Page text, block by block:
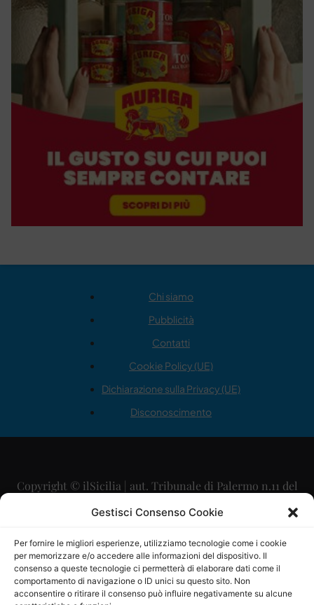
Gestisci Consenso Cookie
Per fornire le migliori esperienze, utilizziamo tecnologie come i cookie
per memorizzare e/o accedere alle informazioni del dispositivo. Il
consenso a queste tecnologie ci permetterà di elaborare dati come il
comportamento di navigazione o ID unici su questo sito. Non
acconsentire o ritirare il consenso può influire negativamente su alcune
Chi siamo
Pubblicità
Contatti
Cookie Policy (UE)
Dichiarazione sulla Privacy (UE)
Disconoscimento
Copyright © ilSicilia | aut. Tribunale di Palermo n.11 del
29/09/2015
Direttore Editoriale: Maurizio Scaglione
Direttore Responsabile: Maria Calabrese